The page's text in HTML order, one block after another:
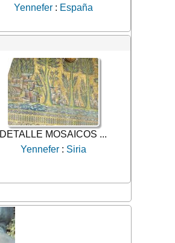
Yennefer: España
DETALLE MOSAICOS ...
Yennefer: Siria